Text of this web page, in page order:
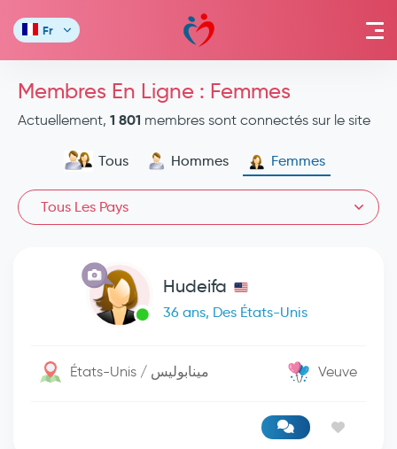
Fr
Membres En Ligne : Femmes
Actuellement, 1 801 membres sont connectés sur le site
Tous Hommes Femmes
Tous Les Pays
Hudeifa
36 ans, Des États-Unis
États-Unis / مينابوليس Veuve